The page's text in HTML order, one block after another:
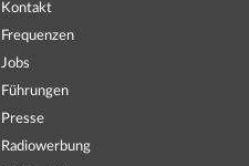
Kontakt
Frequenzen
Jobs
Führungen
Presse
Radiowerbung